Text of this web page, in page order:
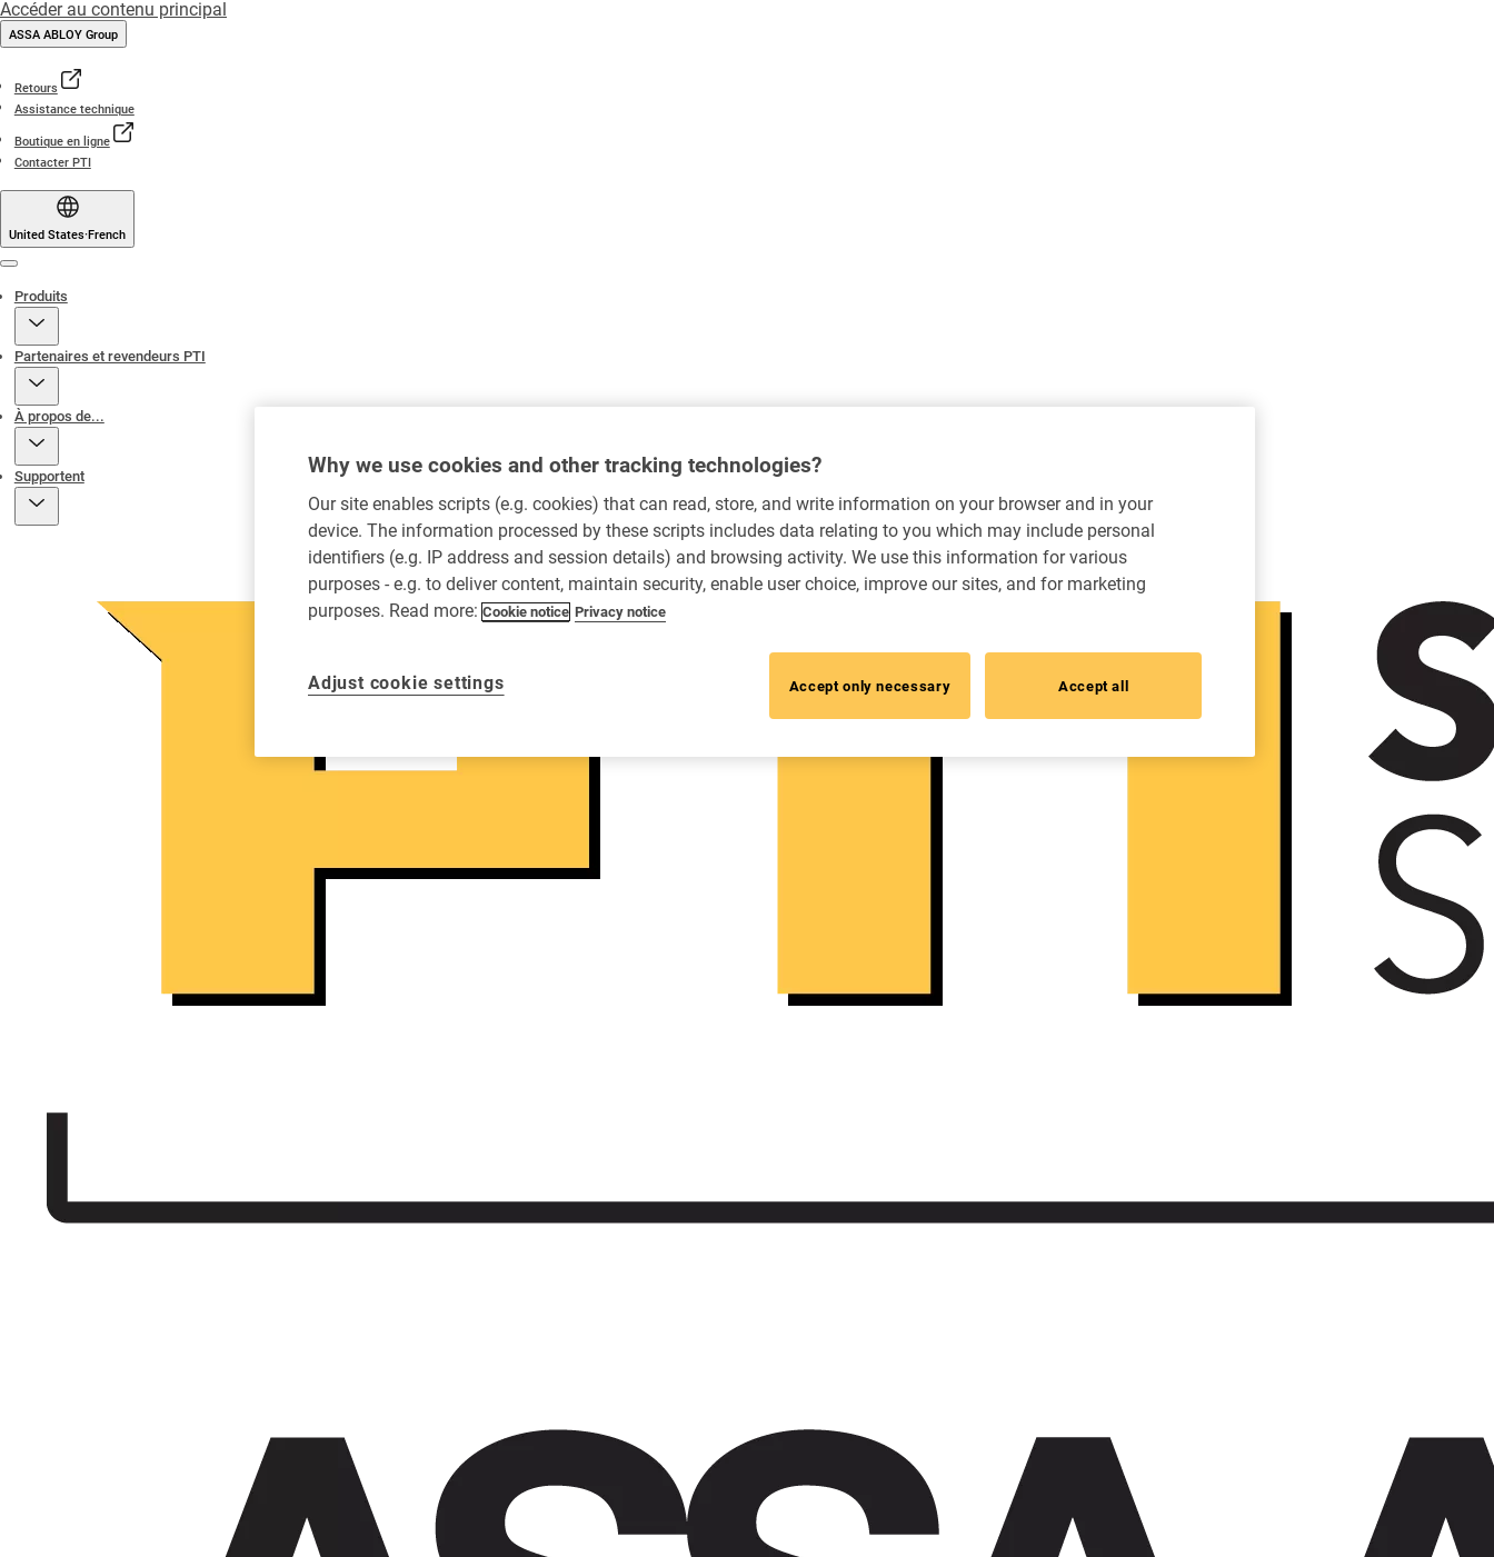
Accéder au contenu principal
ASSA ABLOY Group
Retours
Assistance technique
Boutique en ligne
Contacter PTI
United States·French
Produits
Partenaires et revendeurs PTI
À propos de...
Supportent Why we use cookies and other tracking technologies?
Our site enables scripts (e.g. cookies) that can read, store, and write information on your browser and in your
device. The information processed by these scripts includes data relating to you which may include personal
identifiers (e.g. IP address and session details) and browsing activity. We use this information for various
purposes - e.g. to deliver content, maintain security, enable user choice, improve our sites, and for marketing
purposes. Read more: Cookie notice Privacy notice
Adjust cookie settings Accept only necessary Accept all